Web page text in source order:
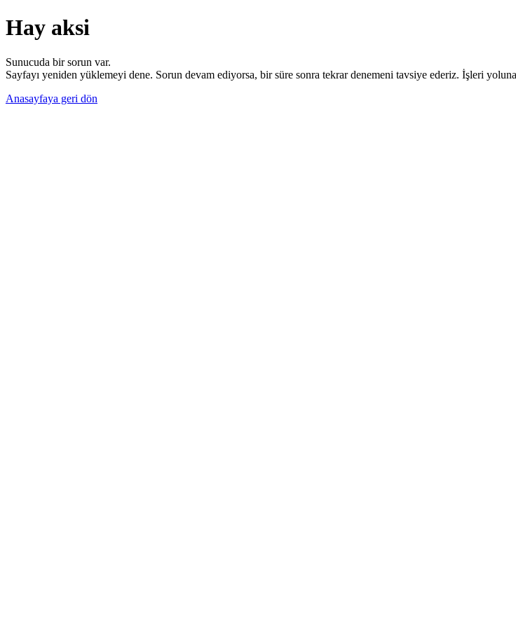
Hay aksi
Sunucuda bir sorun var.
Sayfayı yeniden yüklemeyi dene. Sorun devam ediyorsa, bir süre sonra tekrar denemeni tavsiye ederiz. İşleri
Anasayfaya geri dön